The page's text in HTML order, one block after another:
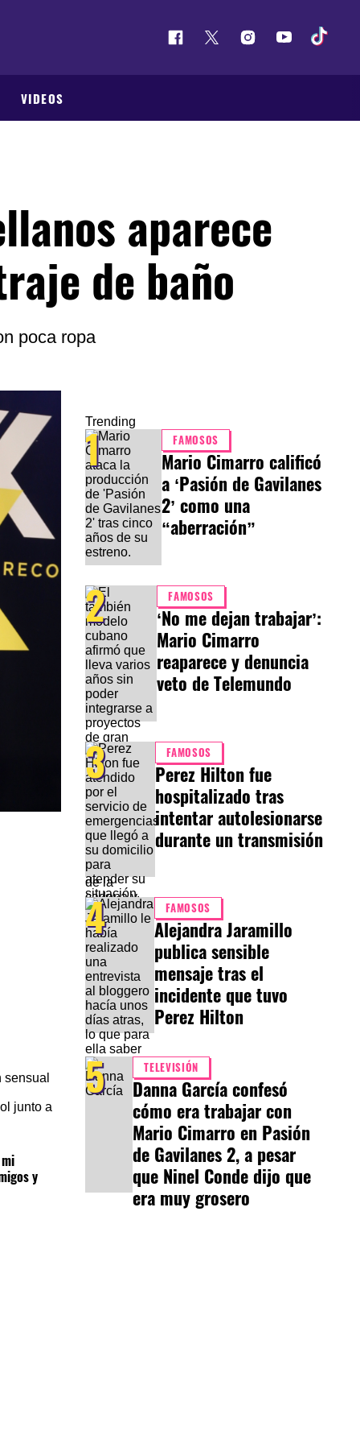
VIDEOS
aparece
de baño
poca ropa
junto a
y
Trending
1 FAMOSOS
Mario Cimarro calificó
a ‘Pasión de Gavilanes
2’ como una
“aberración”
2 FAMOSOS
‘No me dejan trabajar’:
Mario Cimarro
reaparece y denuncia
veto de Telemundo
3 FAMOSOS
Perez Hilton fue
hospitalizado tras
intentar autolesionarse
durante un transmisión
4 FAMOSOS
Alejandra Jaramillo
publica sensible
mensaje tras el
incidente que tuvo
Perez Hilton
5 TELEVISIÓN
Danna García confesó
cómo era trabajar con
Mario Cimarro en Pasión
de Gavilanes 2, a pesar
que Ninel Conde dijo que
era muy grosero